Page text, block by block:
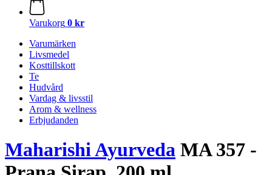
Varukorg 0 kr
Varumärken
Livsmedel
Kosttillskott
Te
Hudvård
Vardag & livsstil
Arom & wellness
Erbjudanden
Maharishi Ayurveda MA 357 -